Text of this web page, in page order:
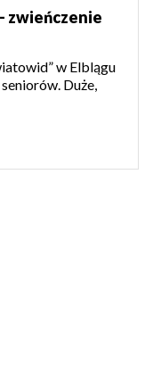
zwieńczenie
w Elblągu
Duże,